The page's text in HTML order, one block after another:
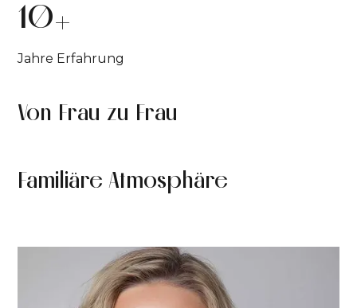
10+
Jahre Erfahrung
Von Frau zu Frau
Familiäre Atmosphäre